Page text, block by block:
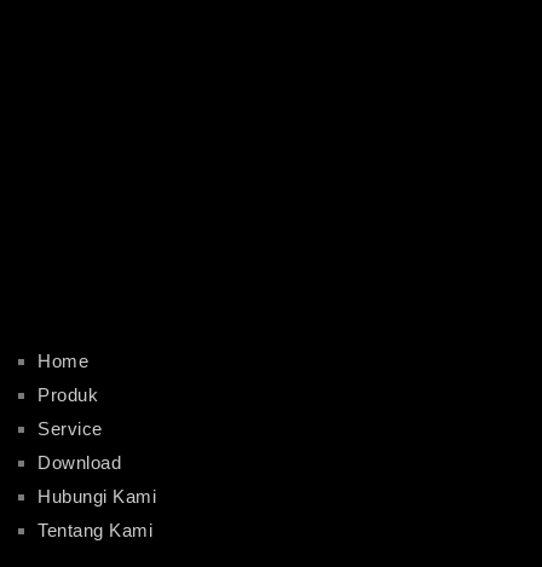
Home
Produk
Service
Download
Hubungi Kami
Tentang Kami